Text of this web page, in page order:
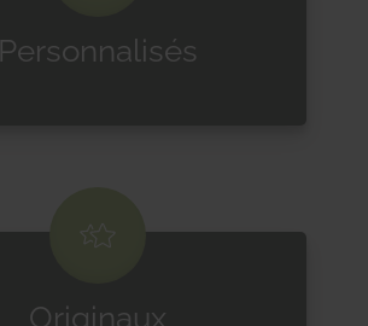
Personnalisés
Originaux